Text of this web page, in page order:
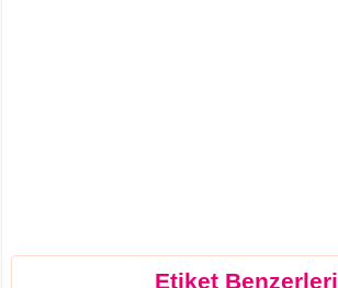
Etiket Benzerleri